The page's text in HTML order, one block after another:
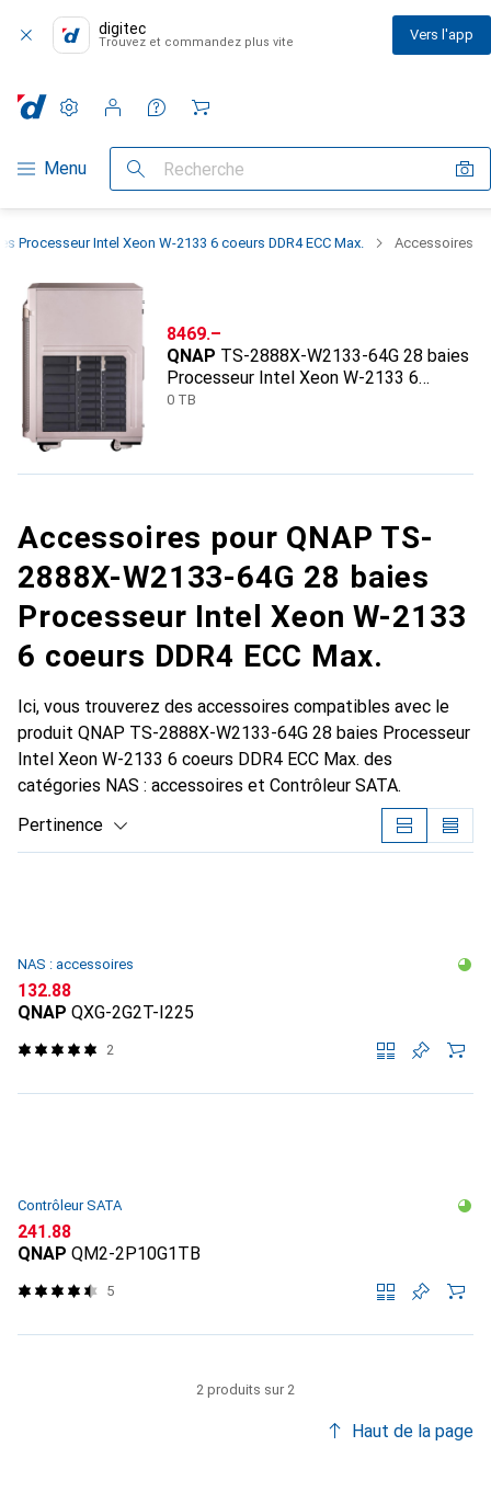
digitec
Trouvez et commandez plus vite Vers l'app
Navigation par catégorie
Menu Recherche
Paramètres
Compte client
Listes de comparaison
Listes d'envies
Panier
Processeur Intel Xeon W-2133 6 coeurs DDR4 ECC Max. Accessoires
CHF
8469.–
QNAP TS-2888X-W2133-64G 28 baies
Processeur Intel Xeon W-2133 6
coeurs DDR4 ECC Max.
0 TB
Accessoires pour QNAP TS-
2888X-W2133-64G 28 baies
Processeur Intel Xeon W-2133
6 coeurs DDR4 ECC Max.
Ici, vous trouverez des accessoires compatibles avec le
produit QNAP TS-2888X-W2133-64G 28 baies Processeur
Intel Xeon W-2133 6 coeurs DDR4 ECC Max. des
catégories NAS : accessoires et Contrôleur SATA.
Pertinence
NAS : accessoires
CHF
132.88
QNAP QXG-2G2T-I225
2
Contrôleur SATA
CHF
241.88
QNAP QM2-2P10G1TB
5
2 produits sur 2
Haut de la page